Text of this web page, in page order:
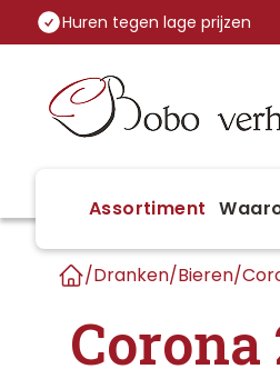
Huren tegen lage prijzen
Assortiment
/Dranken/Bieren/